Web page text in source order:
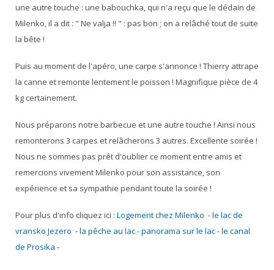
une autre touche : une babouchka, qui n'a reçu que le dédain de
Milenko, il a dit : " Ne valja !! " : pas bon ; on a relâché tout de suite
la bête !
Puis au moment de l'apéro, une carpe s'annonce ! Thierry attrape
la canne et remonte lentement le poisson ! Magnifique pièce de 4
kg certainement.
Nous préparons notre barbecue et une autre touche ! Ainsi nous
remonterons 3 carpes et relâcherons 3 autres. Excellente soirée !
Nous ne sommes pas prêt d'oublier ce moment entre amis et
remercions vivement Milenko pour son assistance, son
expérience et sa sympathie pendant toute la soirée !
Pour plus d'info cliquez ici : Logement chez Milenko - le lac de
vransko Jezero -la pêche au lac-panorama sur le lac -le canal
de Prosika -